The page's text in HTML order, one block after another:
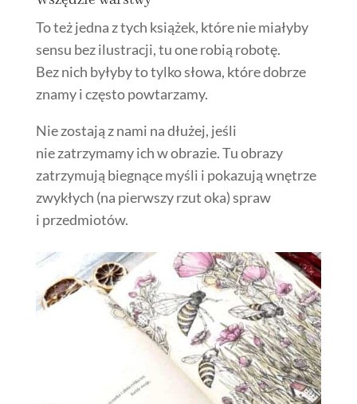
To też jedna z tych książek, które nie miałyby
sensu bez ilustracji, tu one robią robotę.
Bez nich byłyby to tylko słowa, które dobrze
znamy i często powtarzamy.
Nie zostają z nami na dłużej, jeśli
nie zatrzymamy ich w obrazie. Tu obrazy
zatrzymują biegnące myśli i pokazują wnętrze
zwykłych (na pierwszy rzut oka) spraw
i przedmiotów.